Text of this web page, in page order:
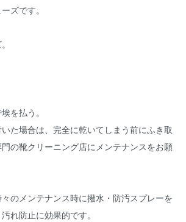
ズです。
を払う。
た場合は、完全に乾いてしまう前にふき取
の靴クリーニング店にメンテナンスをお願
のメンテナンス時に撥水・防汚スプレーを
れ防止に効果的です。